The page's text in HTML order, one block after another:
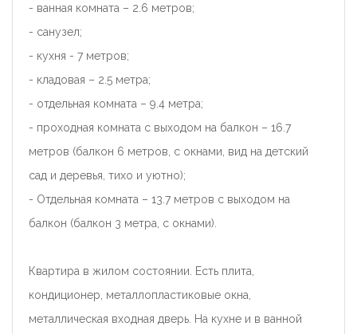
- ванная комната – 2.6 метров;
- санузел;
- кухня - 7 метров;
- кладовая – 2.5 метра;
- отдельная комната – 9.4 метра;
- проходная комната с выходом на балкон – 16.7
метров (балкон 6 метров, с окнами, вид на детский
сад и деревья, тихо и уютно);
- Отдельная комната – 13.7 метров с выходом на
балкон (балкон 3 метра, с окнами).
Квартира в жилом состоянии. Есть плита,
кондиционер, металлопластиковые окна,
металлическая входная дверь. На кухне и в ванной